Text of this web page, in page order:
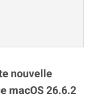
nouvelle
macOS 26.6.2